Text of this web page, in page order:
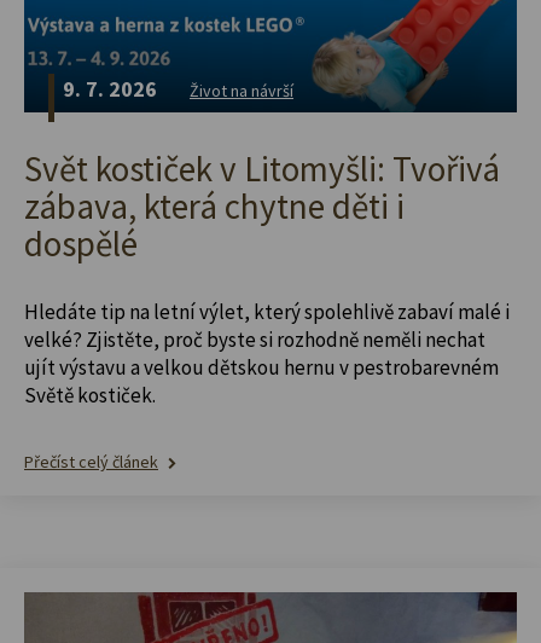
9. 7. 2026 Život na návrší
Svět kostiček v Litomyšli: Tvořivá
zábava, která chytne děti i
dospělé
Hledáte tip na letní výlet, který spolehlivě zabaví malé i
velké? Zjistěte, proč byste si rozhodně neměli nechat
ujít výstavu a velkou dětskou hernu v pestrobarevném
Světě kostiček.
Přečíst celý článek